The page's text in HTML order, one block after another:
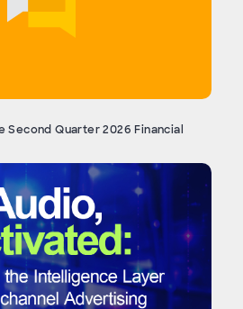
Second Quarter 2026 Financial